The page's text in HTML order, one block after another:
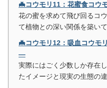
🦇コウモリ11：花蜜食コ
花の蜜を求めて飛び回るコ
て植物との深い関係を築いて
🦇コウモリ12：吸血コウモ
―
実際にはごく少数しか存在
たイメージと現実の生態の